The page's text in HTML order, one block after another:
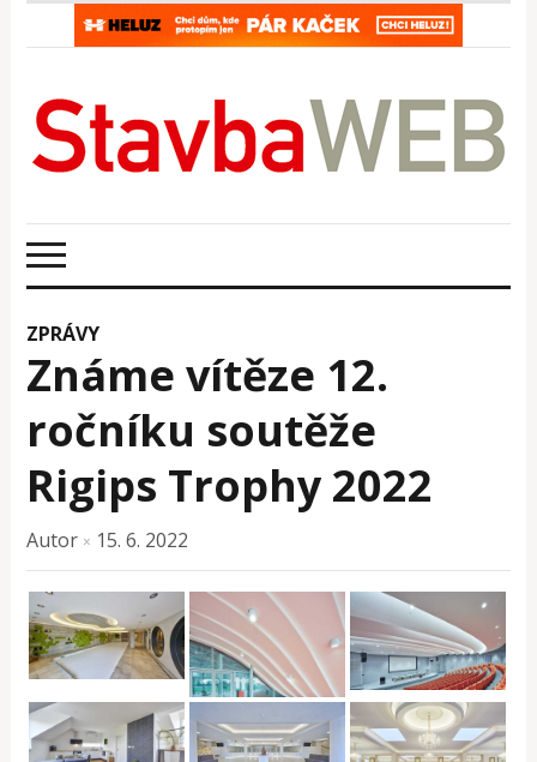
ZPRÁVY
Známe vítěze 12.
ročníku soutěže
Rigips Trophy 2022
Autor × 15. 6. 2022